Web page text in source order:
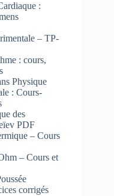
:
– TP-
: cours,
Physique
: Cours-
des
PDF
– Cours
– Cours et
corrigés